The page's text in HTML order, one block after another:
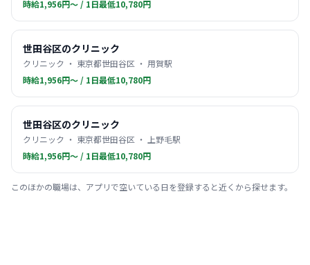
時給1,956円〜 / 1日最低10,780円
世田谷区のクリニック
クリニック ・ 東京都世田谷区 ・ 用賀駅
時給1,956円〜 / 1日最低10,780円
世田谷区のクリニック
クリニック ・ 東京都世田谷区 ・ 上野毛駅
時給1,956円〜 / 1日最低10,780円
このほかの職場は、アプリで空いている日を登録すると近くから探せます。